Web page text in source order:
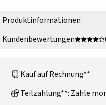
Produktinformationen
Kundenbewertungen
Kauf auf Rechnung**
Teilzahlung**: Zahle